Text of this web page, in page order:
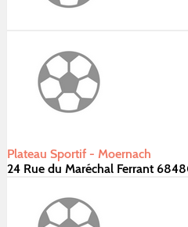
Plateau Sportif - Moernach
24 Rue du Maréchal Ferrant